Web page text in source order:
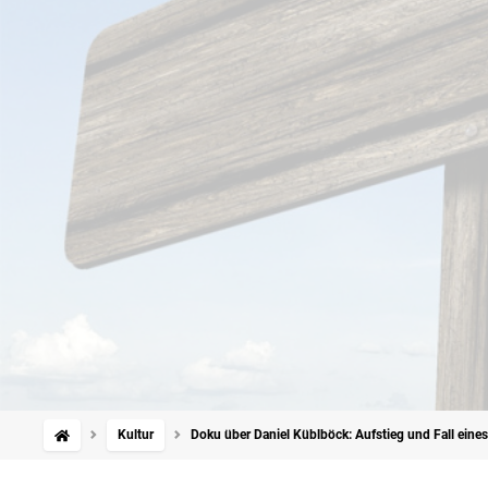
Kultur Doku über Daniel Küblböck: Aufstieg und Fall